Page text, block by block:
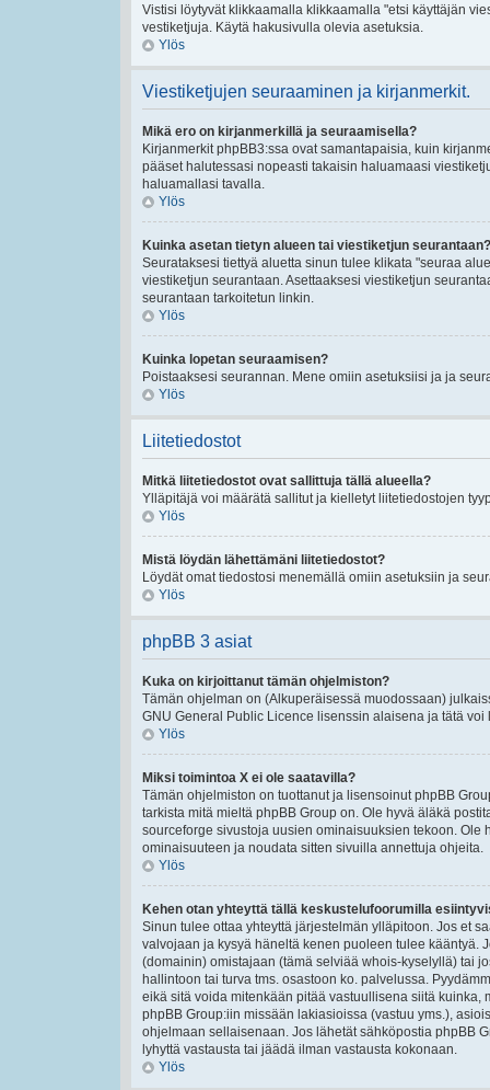
Vistisi löytyvät klikkaamalla klikkaamalla "etsi käyttäjän
vestiketjuja. Käytä hakusivulla olevia asetuksia.
Ylös
Viestiketjujen seuraaminen ja kirjanmerkit.
Mikä ero on kirjanmerkillä ja seuraamisella?
Kirjanmerkit phpBB3:ssa ovat samantapaisia, kuin
pääset halutessasi nopeasti takaisin haluamaasi
haluamallasi tavalla.
Ylös
Kuinka asetan tietyn alueen tai viestiketjun seurantaan?
Seurataksesi tiettyä aluetta sinun tulee klikata "seuraa
viestiketjun seurantaan. Asettaaksesi viestiketjun
seurantaan tarkoitetun linkin.
Ylös
Kuinka lopetan seuraamisen?
Poistaaksesi seurannan. Mene omiin asetuksiisi ja ja
Ylös
Liitetiedostot
Mitkä liitetiedostot ovat sallittuja tällä alueella?
Ylläpitäjä voi määrätä sallitut ja kielletyt liitetiedostojen
Ylös
Mistä löydän lähettämäni liitetiedostot?
Löydät omat tiedostosi menemällä omiin asetuksiin ja
Ylös
phpBB 3 asiat
Kuka on kirjoittanut tämän ohjelmiston?
Tämän ohjelman on (Alkuperäisessä muodossaan)
GNU General Public Licence lisenssin alaisena ja tätä
Ylös
Miksi toimintoa X ei ole saatavilla?
Tämän ohjelmiston on tuottanut ja lisensoinut phpBB
tarkista mitä mieltä phpBB Group on. Ole hyvä äläkä
sourceforge sivustoja uusien ominaisuuksien tekoon.
ominaisuuteen ja noudata sitten sivuilla annettuja ohjeita.
Ylös
Kehen otan yhteyttä tällä keskustelufoorumilla
Sinun tulee ottaa yhteyttä järjestelmän ylläpitoon. Jos et
valvojaan ja kysyä häneltä kenen puoleen tulee kääntyä.
(domainin) omistajaan (tämä selviää whois-kyselyllä) tai
hallintoon tai turva tms. osastoon ko. palvelussa.
eikä sitä voida mitenkään pitää vastuullisena siitä kuinka,
phpBB Group:iin missään lakiasioissa (vastuu yms.),
ohjelmaan sellaisenaan. Jos lähetät sähköpostia phpBB
lyhyttä vastausta tai jäädä ilman vastausta kokonaan.
Ylös